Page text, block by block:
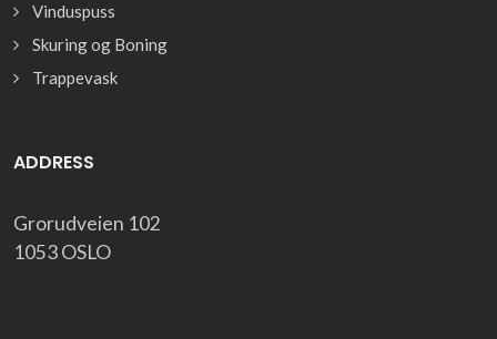
Vinduspuss
Skuring og Boning
Trappevask
ADDRESS
Grorudveien 102
1053 OSLO